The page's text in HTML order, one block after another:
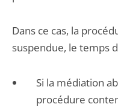
Dans ce cas, la
suspendue, le temps
Si la médiation
procédure